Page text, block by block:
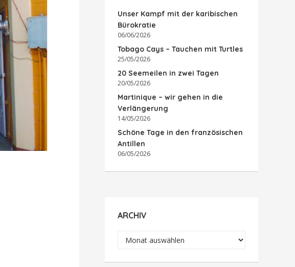
Unser Kampf mit der karibischen
Bürokratie
06/06/2026
Tobago Cays – Tauchen mit Turtles
25/05/2026
20 Seemeilen in zwei Tagen
20/05/2026
Martinique – wir gehen in die
Verlängerung
14/05/2026
Schöne Tage in den französischen
Antillen
06/05/2026
ARCHIV
Archiv